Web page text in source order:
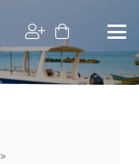
>